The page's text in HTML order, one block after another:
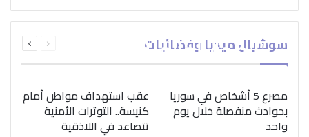
سوشيال ميديا وفضائيات الصفحةالصفحة
بمناسبة اليوم الدولي..
“الصحة العالمية” تؤكد
ضرورة اتباع نهج متكامل
لمواجهة إدمان المخدرات
مصرع 5 أشخاص في سوريا
بحوادث منفصلة خلال يوم
واحد
عقب استهداف مواطن أمام
كنيسة.. التوترات الأمنية
تتصاعد في اللاذقية